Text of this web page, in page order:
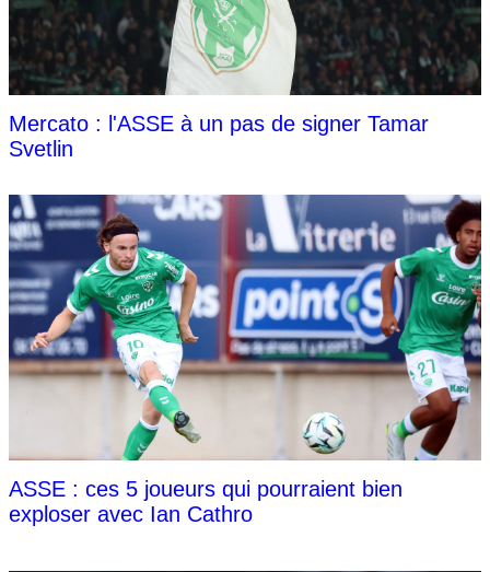
Mercato : l'ASSE à un pas de signer Tamar
Svetlin
ASSE : ces 5 joueurs qui pourraient bien
exploser avec Ian Cathro